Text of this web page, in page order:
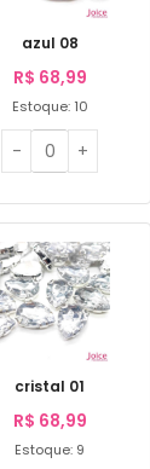
azul 08
R$ 68,99
Estoque: 10
cristal 01
R$ 68,99
Estoque: 9